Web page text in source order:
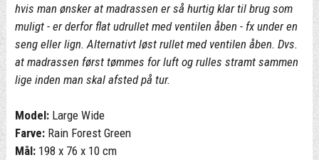
hvis man ønsker at madrassen er så hurtig klar til brug som
muligt - er derfor flat udrullet med ventilen åben - fx under en
seng eller lign. Alternativt løst rullet med ventilen åben. Dvs.
at madrassen først tømmes for luft og rulles stramt sammen
lige inden man skal afsted på tur.
Model:Large Wide
Farve:Rain Forest Green
Mål:198 x 76 x 10 cm